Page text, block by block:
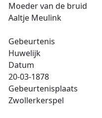
Moeder van de bruid
Aaltje Meulink
Gebeurtenis
Huwelijk
Datum
20-03-1878
Gebeurtenisplaats
Zwollerkerspel